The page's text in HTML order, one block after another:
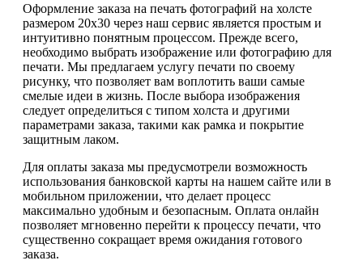
Оформление заказа на печать фотографий на холсте
размером 20х30 через наш сервис является простым и
интуитивно понятным процессом. Прежде всего,
необходимо выбрать изображение или фотографию для
печати. Мы предлагаем услугу печати по своему
рисунку, что позволяет вам воплотить ваши самые
смелые идеи в жизнь. После выбора изображения
следует определиться с типом холста и другими
параметрами заказа, такими как рамка и покрытие
защитным лаком.
Для оплаты заказа мы предусмотрели возможность
использования банковской карты на нашем сайте или в
мобильном приложении, что делает процесс
максимально удобным и безопасным. Оплата онлайн
позволяет мгновенно перейти к процессу печати, что
существенно сокращает время ожидания готового
заказа.